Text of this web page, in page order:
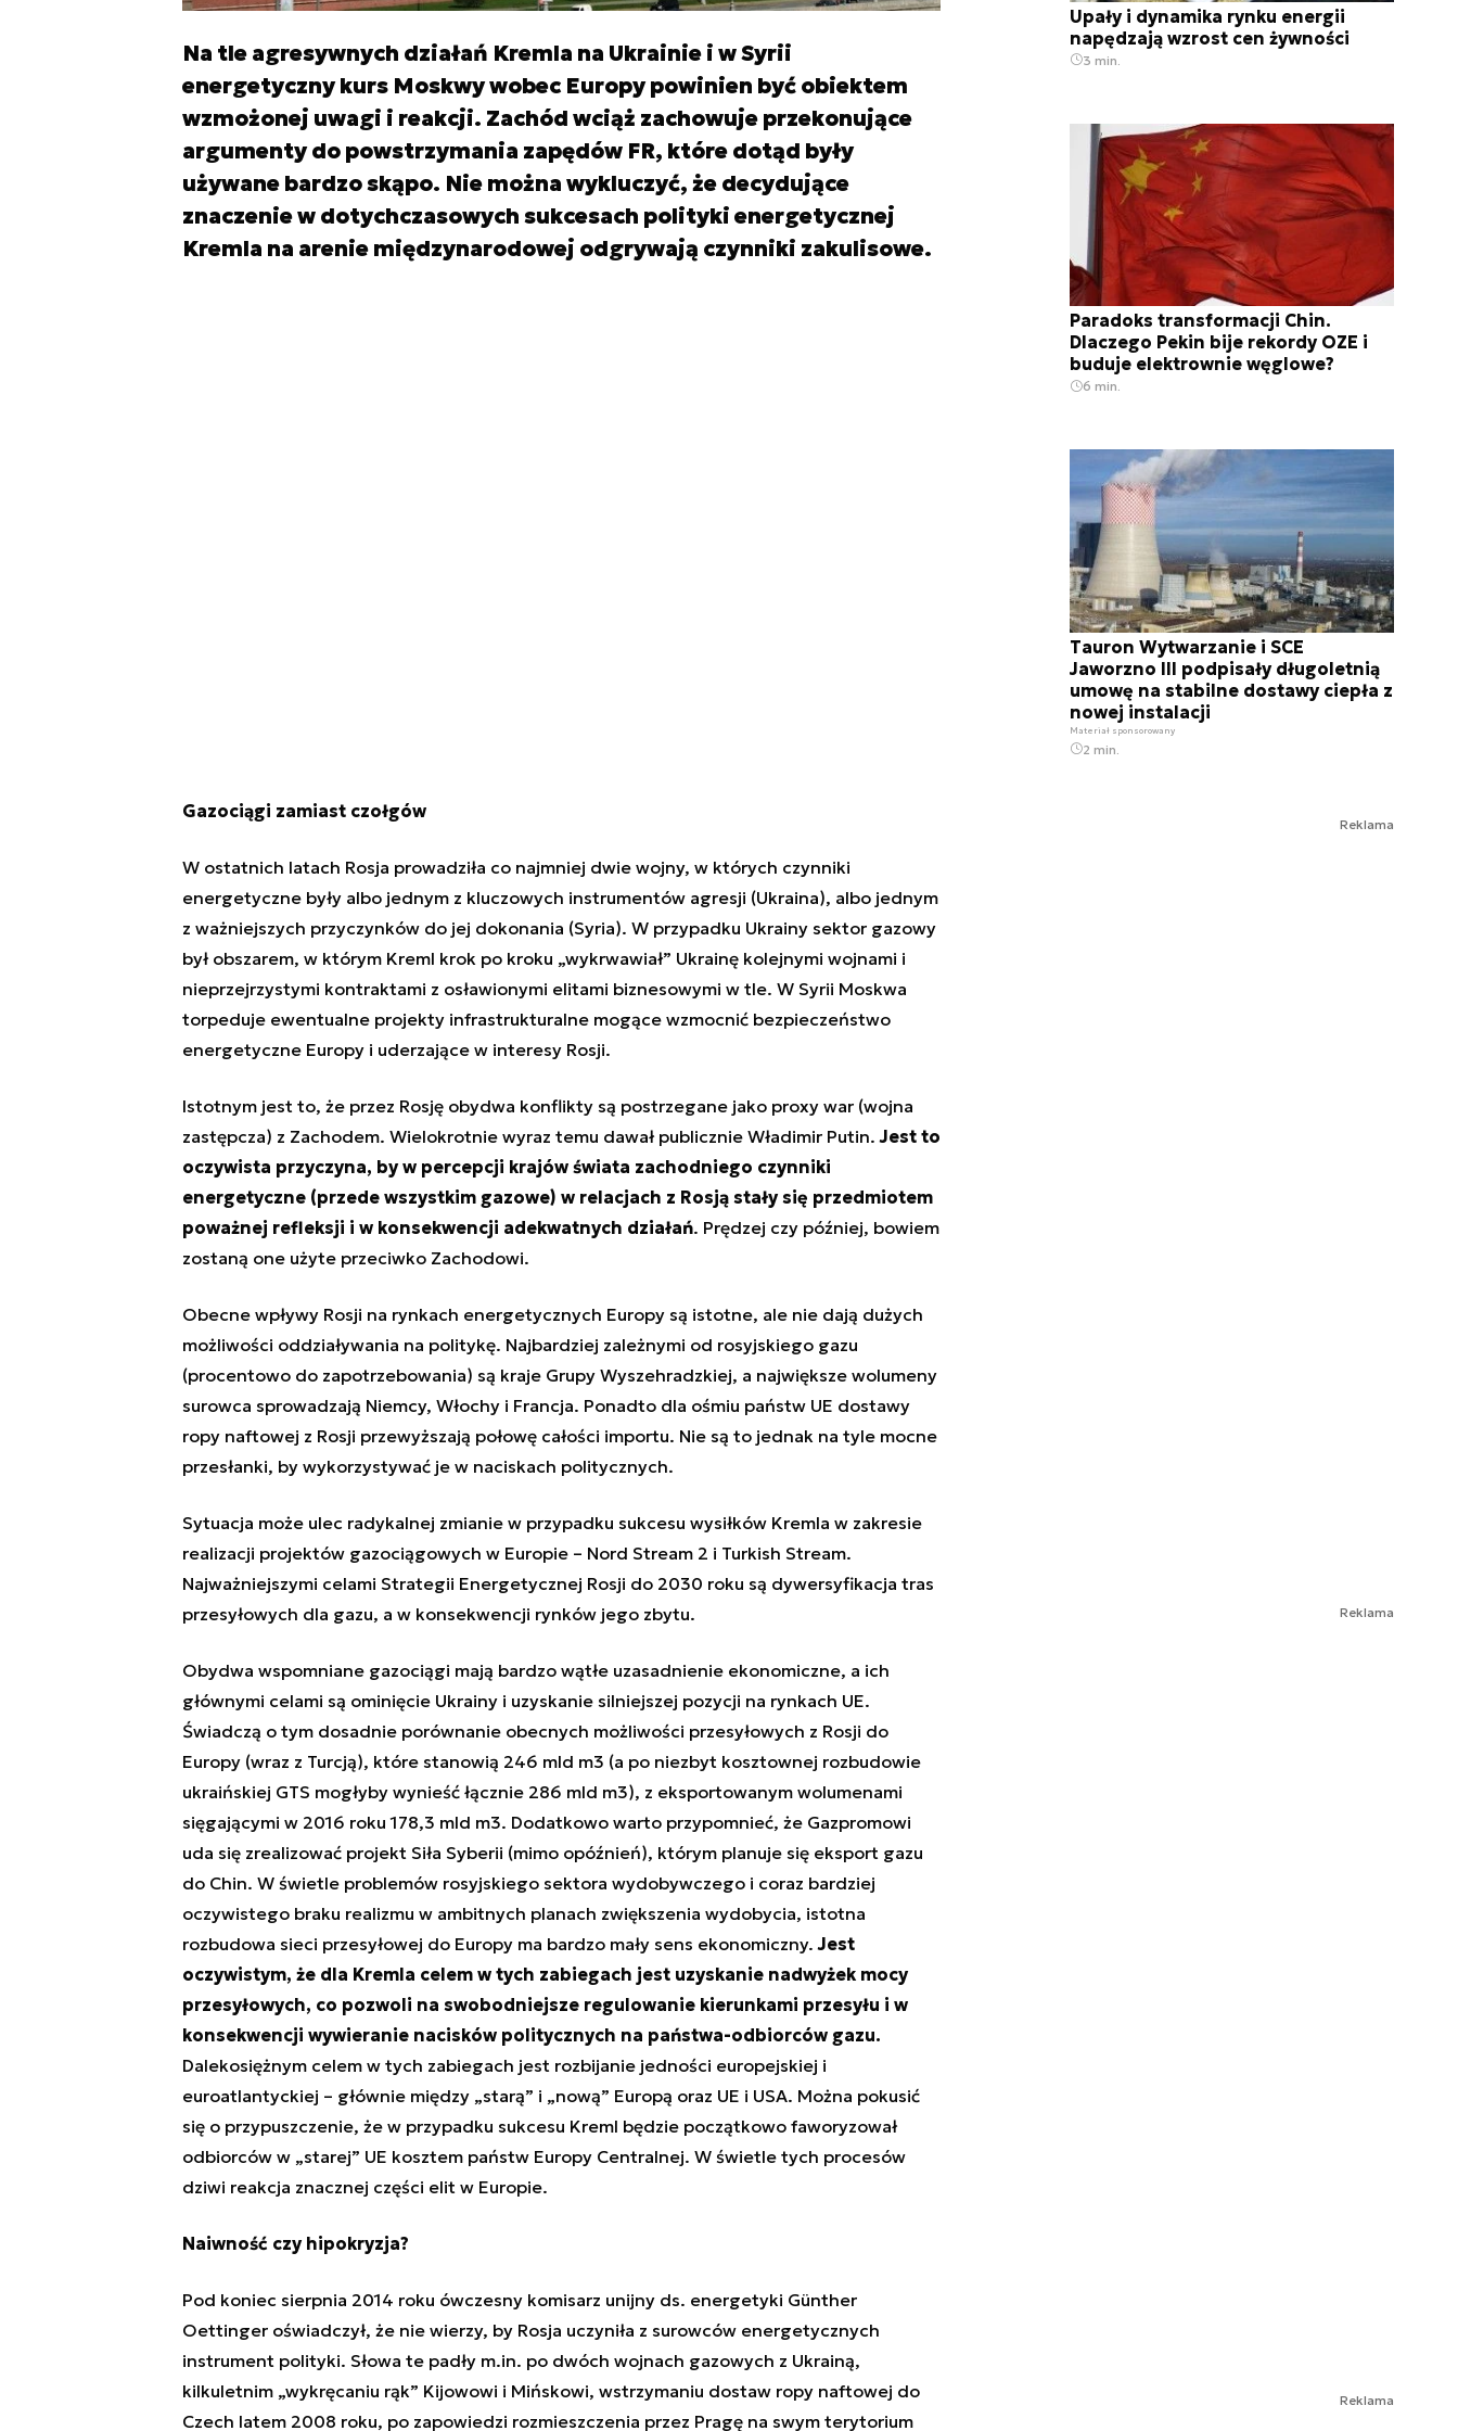
Na tle agresywnych działań Kremla na Ukrainie i w Syrii
energetyczny kurs Moskwy wobec Europy powinien być obiektem
wzmożonej uwagi i reakcji. Zachód wciąż zachowuje przekonujące
argumenty do powstrzymania zapędów FR, które dotąd były
używane bardzo skąpo. Nie można wykluczyć, że decydujące
znaczenie w dotychczasowych sukcesach polityki energetycznej
Kremla na arenie międzynarodowej odgrywają czynniki zakulisowe.
Gazociągi zamiast czołgów
W ostatnich latach Rosja prowadziła co najmniej dwie wojny, w których czynniki
energetyczne były albo jednym z kluczowych instrumentów agresji (Ukraina), albo jednym
z ważniejszych przyczynków do jej dokonania (Syria). W przypadku Ukrainy sektor gazowy
był obszarem, w którym Kreml krok po kroku „wykrwawiał” Ukrainę kolejnymi wojnami i
nieprzejrzystymi kontraktami z osławionymi elitami biznesowymi w tle. W Syrii Moskwa
torpeduje ewentualne projekty infrastrukturalne mogące wzmocnić bezpieczeństwo
energetyczne Europy i uderzające w interesy Rosji.
Istotnym jest to, że przez Rosję obydwa konflikty są postrzegane jako proxy war(wojna
zastępcza) z Zachodem. Wielokrotnie wyraz temu dawał publicznie Władimir Putin.Jest to
oczywista przyczyna, by w percepcji krajów świata zachodniego czynniki
energetyczne (przede wszystkim gazowe) w relacjach z Rosją stały się przedmiotem
poważnej refleksji i w konsekwencji adekwatnych działań. Prędzej czy później, bowiem
zostaną one użyte przeciwko Zachodowi.
Obecne wpływy Rosji na rynkach energetycznych Europy są istotne, ale nie dają dużych
możliwości oddziaływania na politykę. Najbardziej zależnymi od rosyjskiego gazu
(procentowo do zapotrzebowania) są kraje Grupy Wyszehradzkiej, a największe wolumeny
surowca sprowadzają Niemcy, Włochy i Francja. Ponadto dla ośmiu państw UE dostawy
ropy naftowej z Rosji przewyższają połowę całości importu. Nie są to jednak na tyle mocne
przesłanki, by wykorzystywać je w naciskach politycznych.
Sytuacja może ulec radykalnej zmianie w przypadku sukcesu wysiłków Kremla w zakresie
realizacji projektów gazociągowych w Europie – Nord Stream 2 i Turkish Stream.
Najważniejszymi celami Strategii Energetycznej Rosji do 2030 roku są dywersyfikacja tras
przesyłowych dla gazu, a w konsekwencji rynków jego zbytu.
Obydwa wspomniane gazociągi mają bardzo wątłe uzasadnienie ekonomiczne, a ich
głównymi celami są ominięcie Ukrainy i uzyskanie silniejszej pozycji na rynkach UE.
Świadczą o tym dosadnie porównanie obecnych możliwości przesyłowych z Rosji do
Europy (wraz z Turcją), które stanowią 246 mld m3 (a po niezbyt kosztownej rozbudowie
ukraińskiej GTS mogłyby wynieść łącznie 286 mld m3), z eksportowanym wolumenami
sięgającymi w 2016 roku 178,3 mld m3. Dodatkowo warto przypomnieć, że Gazpromowi
uda się zrealizować projekt Siła Syberii (mimo opóźnień), którym planuje się eksport gazu
do Chin. W świetle problemów rosyjskiego sektora wydobywczego i coraz bardziej
oczywistego braku realizmu w ambitnych planach zwiększenia wydobycia, istotna
rozbudowa sieci przesyłowej do Europy ma bardzo mały sens ekonomiczny.Jest
oczywistym, że dla Kremla celem w tych zabiegach jest uzyskanie nadwyżek mocy
przesyłowych, co pozwoli na swobodniejsze regulowanie kierunkami przesyłu i w
konsekwencji wywieranie nacisków politycznych na państwa-odbiorców gazu.
Dalekosiężnym celem w tych zabiegach jest rozbijanie jedności europejskiej i
euroatlantyckiej – głównie między „starą” i „nową” Europą oraz UE i USA. Można pokusić
się o przypuszczenie, że w przypadku sukcesu Kreml będzie początkowo faworyzował
odbiorców w „starej” UE kosztem państw Europy Centralnej. W świetle tych procesów
dziwi reakcja znacznej części elit w Europie.
Naiwność czy hipokryzja?
Pod koniec sierpnia 2014 roku ówczesny komisarz unijny ds. energetyki Günther
Oettinger oświadczył, że nie wierzy, by Rosja uczyniła z surowców energetycznych
instrument polityki. Słowa te padły m.in. po dwóch wojnach gazowych z Ukrainą,
kilkuletnim „wykręcaniu rąk” Kijowowi i Mińskowi, wstrzymaniu dostaw ropy naftowej do
Czech latem 2008 roku, po zapowiedzi rozmieszczenia przez Pragę na swym terytorium
Upały i dynamika rynku energii
napędzają wzrost cen żywności
3 min.
Paradoks transformacji Chin.
Dlaczego Pekin bije rekordy OZE i
buduje elektrownie węglowe?
6 min.
Tauron Wytwarzanie i SCE
Jaworzno III podpisały długoletnią
umowę na stabilne dostawy ciepła z
nowej instalacji
Materiał sponsorowany
2 min.
Reklama
Reklama
Reklama